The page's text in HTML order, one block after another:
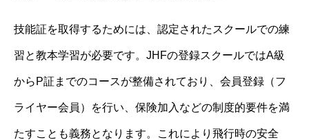
技能証を取得するためには、認定されたスクールでの練
習と教本学習が必要です。JHFの登録スクールではA級
からP証までのコースが整備されており、会員登録（フ
ライヤー会員）を行い、保険加入などの制度的要件を満
たすことも義務となります。これにより飛行時の安全